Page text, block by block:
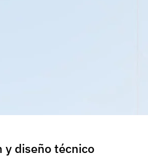
y diseño técnico